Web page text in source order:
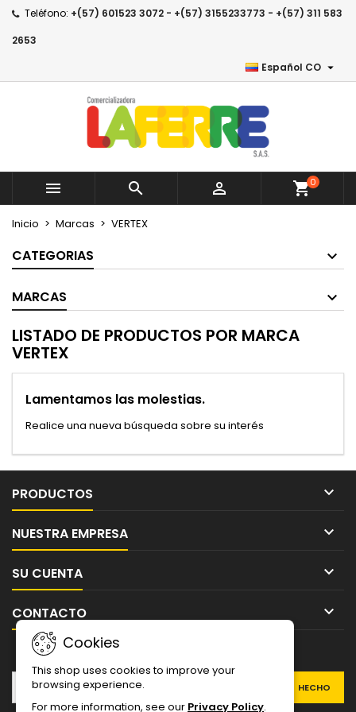
Teléfono: +(57) 601523 3072 - +(57) 3155233773 - +(57) 311 583
2653
Español CO 
   shopping_cart0
Inicio Marcas VERTEX
CATEGORIAS
MARCAS
LISTADO DE PRODUCTOS POR MARCA
VERTEX
Lamentamos las molestias.
Realice una nueva búsqueda sobre su interés
PRODUCTOS 
NUESTRA EMPRESA 
SU CUENTA 
CONTACTO 
×
×
((cancelText)) ((modalDeleteText))
×
Nombre de la lista de deseos
Crear lista de deseos
×
Debe iniciar sesión para guardar productos en su
lista de deseos.
Cancelar
Cookies
This shop uses cookies to improve your
browsing experience.
For more information, see our Privacy Policy.